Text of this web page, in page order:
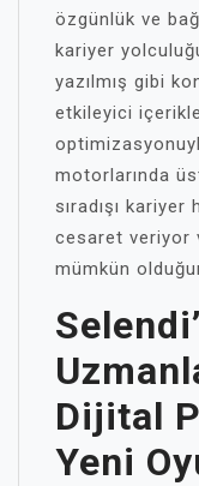
özgünlük ve
kariyer
yazılmış gibi
etkileyici
motorlarında
sıradışı
cesaret veriyor
mümkün
Dijital
Yeni